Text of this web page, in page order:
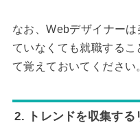
なお、Webデザイナー
ていなくても就職する
て覚えておいてください
2. トレンドを収集する